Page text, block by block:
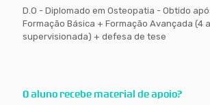
D.O - Diplomado em Osteopatia - Obtido
Formação Básica + Formação Avançada (4
supervisionada) + defesa de tese
O aluno recebe material de apoio?